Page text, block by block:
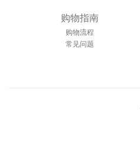
购物指南
购物流程
常见问题